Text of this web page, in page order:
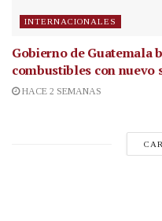
INTERNACIONALES
Gobierno de Guatemala
combustibles con nuevo
HACE 2 SEMANAS